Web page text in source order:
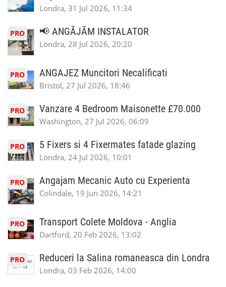
Londra, 31 Jul 2026, 11:34
PRO 📢 ANGĂJĂM INSTALATOR
Londra, 28 Jul 2026, 20:20
PRO ANGAJEZ Muncitori Necalificati
Bristol, 27 Jul 2026, 18:46
PRO Vanzare 4 Bedroom Maisonette £70.000
Washington, 27 Jul 2026, 06:09
PRO 5 Fixers si 4 Fixermates fatade glazing
Londra, 24 Jul 2026, 10:01
PRO Angajam Mecanic Auto cu Experienta
Colindale, 19 Jun 2026, 14:21
PRO Transport Colete Moldova - Anglia
Dartford, 20 Feb 2026, 13:02
PRO Reduceri la Salina romaneasca din Londra
Londra, 03 Feb 2026, 14:00